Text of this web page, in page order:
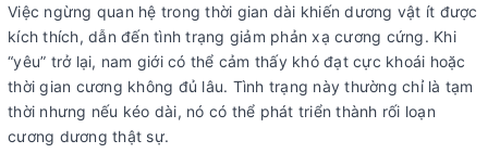
Việc ngừng quan hệ trong thời gian dài khiến dương vật ít được
kích thích, dẫn đến tình trạng giảm phản xạ cương cứng. Khi
“yêu” trở lại, nam giới có thể cảm thấy khó đạt cực khoái hoặc
thời gian cương không đủ lâu. Tình trạng này thường chỉ là tạm
thời nhưng nếu kéo dài, nó có thể phát triển thành rối loạn
cương dương thật sự.